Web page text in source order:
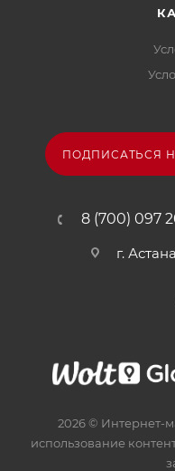
ПОДПИСАТЬСЯ
8 (700) 097
г.
2026 © Интернет-
использование